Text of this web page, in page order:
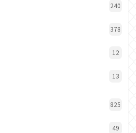
240
378
12
13
825
49